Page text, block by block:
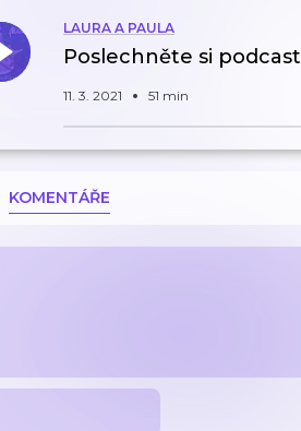
LAURA A PAULA
Poslechněte si podcast
11. 3. 2021 51 min
KOMENTÁŘE